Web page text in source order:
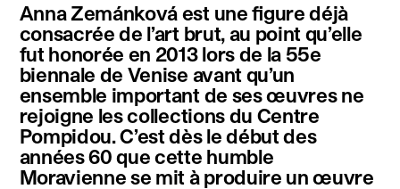
français english
Anna Zemánková est une figure déjà
consacrée de l’art brut, au point qu’elle
fut honorée en 2013 lors de la 55e
biennale de Venise avant qu’un
ensemble important de ses œuvres ne
rejoigne les collections du Centre
Pompidou. C’est dès le début des
années 60 que cette humble
Moravienne se mit à produire un œuvre